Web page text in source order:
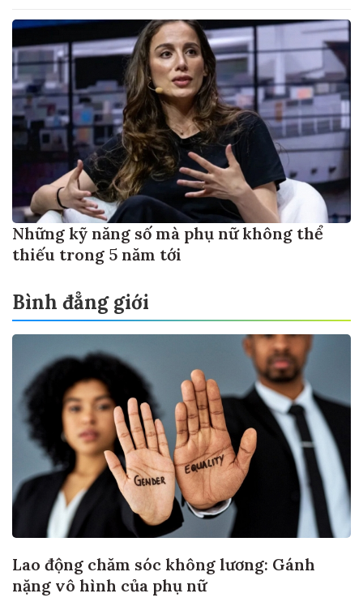
Những kỹ năng số mà phụ nữ không thể
thiếu trong 5 năm tới
Bình đẳng giới
Lao động chăm sóc không lương: Gánh
nặng vô hình của phụ nữ